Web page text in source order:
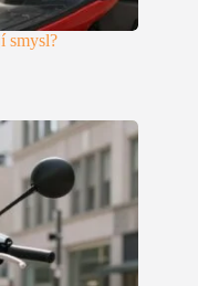
smysl?